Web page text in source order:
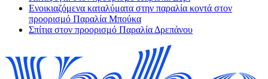
Ενοικιαζόμενα καταλύματα στην παραλία κοντά στον
προορισμό Παραλία Μπούκα
Σπίτια στον προορισμό Παραλία Δρεπάνου